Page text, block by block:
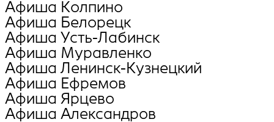
Афиша Колпино
Афиша Белорецк
Афиша Усть-Лабинск
Афиша Муравленко
Афиша Ленинск-Кузнецкий
Афиша Ефремов
Афиша Ярцево
Афиша Александров